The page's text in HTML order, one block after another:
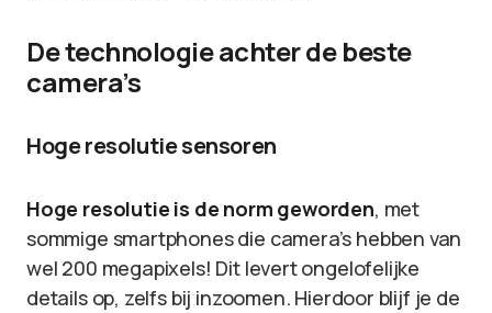
De technologie achter de beste
camera’s
Hoge resolutie sensoren
Hoge resolutie is de norm geworden, met
sommige smartphones die camera’s hebben van
wel 200 megapixels! Dit levert ongelofelijke
details op, zelfs bij inzoomen. Hierdoor blijf je de